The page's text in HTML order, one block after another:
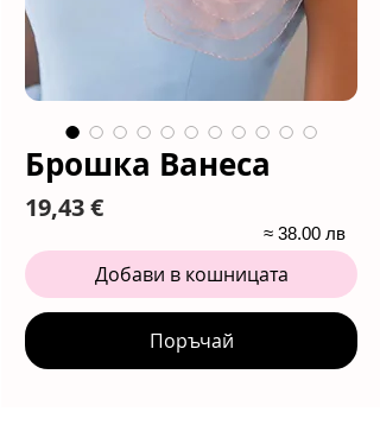
Брошка Ванеса
19,43 €Цена
Добави в кошницата
Поръчай
≈ 38.00 лв